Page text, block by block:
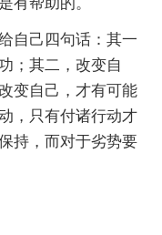
己四句话：其一
；其二，改变自
变自己，才有可能
，只有付诸行动才
持，而对于劣势要